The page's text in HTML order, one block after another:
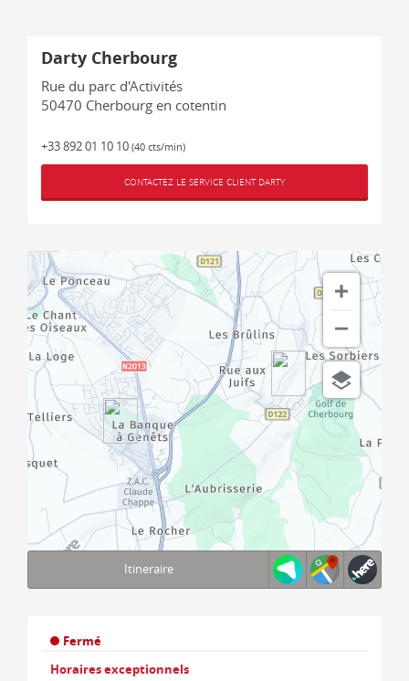
Darty Cherbourg
Rue du parc d'Activités
50470 Cherbourg en cotentin
+33 892 01 10 10 (40 cts/min)
CONTACTEZ LE SERVICE CLIENT DARTY
© 1987–2026 HERE, IGN
Itineraire
Fermé
Horaires exceptionnels